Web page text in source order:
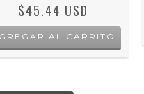
$45.44 USD